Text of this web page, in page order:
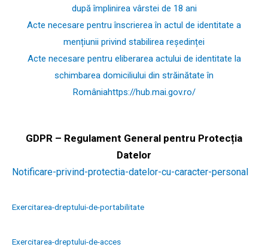
după împlinirea vârstei de 18 ani
Acte necesare pentru înscrierea în actul de identitate a
mențiunii privind stabilirea reședinței
Acte necesare pentru eliberarea actului de identitate la
schimbarea domiciliului din străinătate în
Româniahttps://hub.mai.gov.ro/
GDPR – Regulament General pentru Protecția
Datelor
Notificare-privind-protectia-datelor-cu-caracter-personal
Exercitarea-dreptului-de-portabilitate
Exercitarea-dreptului-de-acces